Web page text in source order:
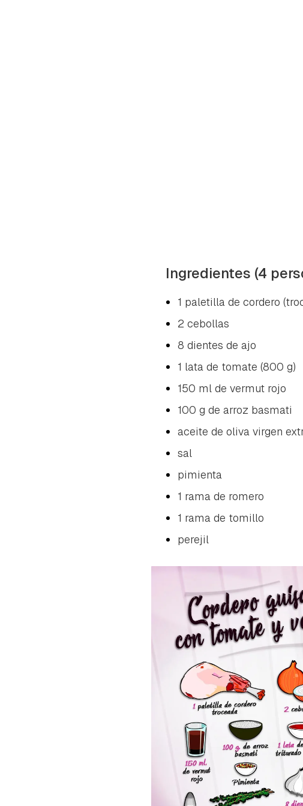
Ingredientes (4
1 paletilla de cordero
2 cebollas
8 dientes de ajo
1 lata de tomate (800 g)
150 ml de vermut rojo
100 g de arroz basmati
aceite de oliva virgen
sal
pimienta
1 rama de romero
1 rama de tomillo
perejil